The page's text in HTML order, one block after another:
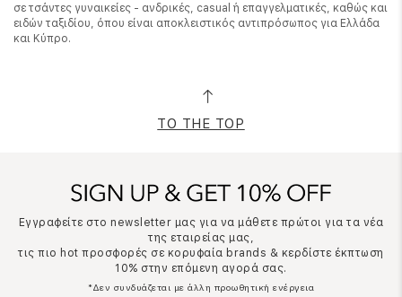
σε τσάντες γυναικείες - ανδρικές, casual ή επαγγελματικές, καθώς και
ειδών ταξιδίου, όπου είναι αποκλειστικός αντιπρόσωπος για Ελλάδα
και Κύπρο.
TO THE TOP
Εγγραφείτε στο newsletter μας για να μάθετε πρώτοι για τα νέα
της εταιρείας μας,
τις πιο hot προσφορές σε κορυφαία brands & κερδίστε έκπτωση
10% στην επόμενη αγορά σας.
*Δεν συνδυάζεται με άλλη προωθητική ενέργεια